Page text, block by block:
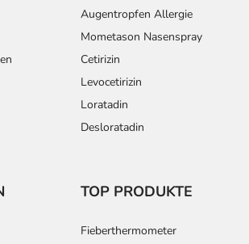
der Scheide
Geschlechtsorgane und Vagina
von
Herzens (Herztamponade)
Augentropfen Allergie
Mometason Nasenspray
Cetirizin
Levocetirizin
Loratadin
Desloratadin
TOP PRODUKTE
Fieberthermometer